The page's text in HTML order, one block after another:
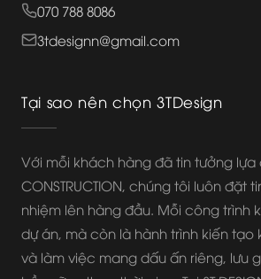
070 788 8086
3tdesignn@gmail.com
Tại sao nên chọn 3TDesign
Với mỗi khách hàng đã tin tưởng lựa
CONSTRUCTION, chúng tôi luôn đặt
nhiệm lên hàng đầu. Mỗi công trình
dự án, mà còn là hành trình kiến tạo
và làm việc mang dấu ấn riêng, lưu